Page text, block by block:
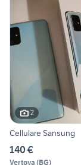
2
Cellulare Sansung
140 €
Vertova (BG)